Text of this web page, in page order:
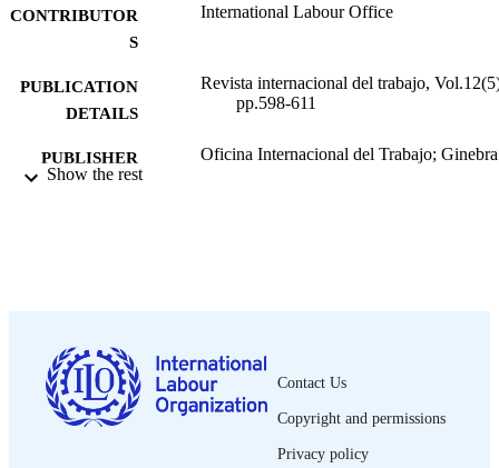
CONTRIBUTOR
S
International Labour Office
PUBLICATION
DETAILS
Revista internacional del trabajo,
pp.598-611
PUBLISHER Oficina Internacional del Trabajo; Ginebra
ASSET TYPE journal article
RECORD
995319349002676
Show the rest
Contact Us
Copyright and permissions
Privacy policy